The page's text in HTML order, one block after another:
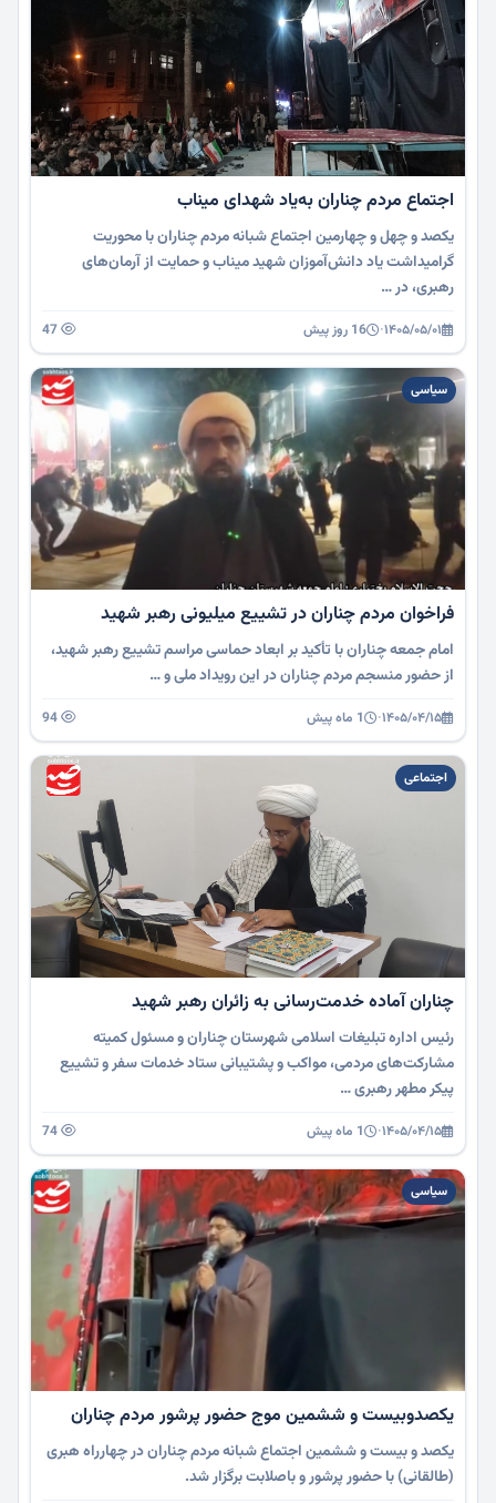
اجتماع مردم چناران به‌یاد شهدای میناب
یکصد و چهل و چهارمین اجتماع شبانه مردم چناران با محوریت
گرامیداشت یاد دانش‌آموزان شهید میناب و حمایت از آرمان‌های
رهبری، در …
۱۴۰۵/۰۵/۰۱· 16 روز پیش
سیاسی
فراخوان مردم چناران در تشییع میلیونی رهبر شهید
امام جمعه چناران با تأکید بر ابعاد حماسی مراسم تشییع رهبر شهید،
از حضور منسجم مردم چناران در این رویداد ملی و …
۱۴۰۵/۰۴/۱۵· 1 ماه پیش
اجتماعی
چناران آماده خدمت‌رسانی به زائران رهبر شهید
رئیس اداره تبلیغات اسلامی شهرستان چناران و مسئول کمیته
مشارکت‌های مردمی، مواکب و پشتیبانی ستاد خدمات سفر و تشییع
پیکر مطهر رهبری …
۱۴۰۵/۰۴/۱۵· 1 ماه پیش
سیاسی
یکصدوبیست و ششمین موج حضور پرشور مردم چناران
یکصد و بیست و ششمین اجتماع شبانه مردم چناران در چهارراه هبری
(طالقانی) با حضور پرشور و باصلابت برگزار شد.